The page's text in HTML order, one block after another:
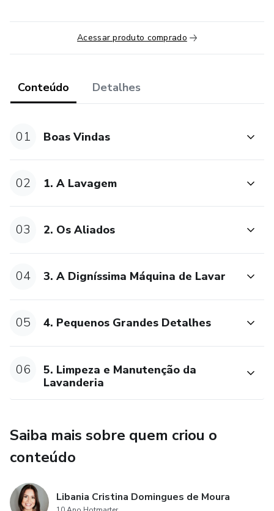
Acessar produto comprado
Conteúdo Detalhes
01 Boas Vindas
02 1. A Lavagem
03 2. Os Aliados
04 3. A Digníssima Máquina de Lavar
05 4. Pequenos Grandes Detalhes
06
5. Limpeza e Manutenção da
Lavanderia
Saiba mais sobre quem criou o
conteúdo
Libania Cristina Domingues de Moura